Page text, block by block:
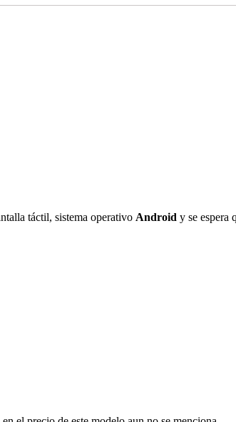
táctil, sistema operativo Android y se espera